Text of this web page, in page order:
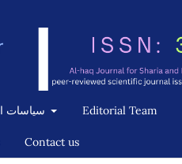
Editorial Team
Contact us